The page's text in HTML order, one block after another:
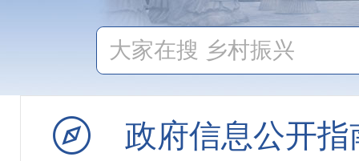
政府信息公开指
社会救助
社会福利
养老服务
办事指南